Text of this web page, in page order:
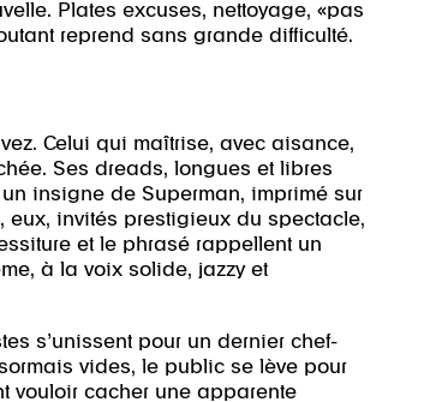
Plates excuses, nettoyage, «pas
reprend sans grande difficulté.
Celui qui maîtrise, avec aisance,
Ses dreads, longues et libres
un insigne de Superman, imprimé sur
eux, invités prestigieux du spectacle,
et le phrasé rappellent un
à la voix solide, jazzy et
s’unissent pour un dernier chef-
vides, le public se lève pour
vouloir cacher une apparente